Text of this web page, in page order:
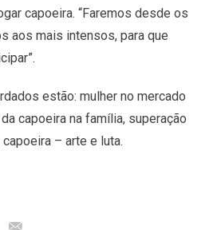
capoeira. “Faremos desde os
aos mais intensos, para que
estão: mulher no mercado
capoeira na família, superação
– arte e luta.